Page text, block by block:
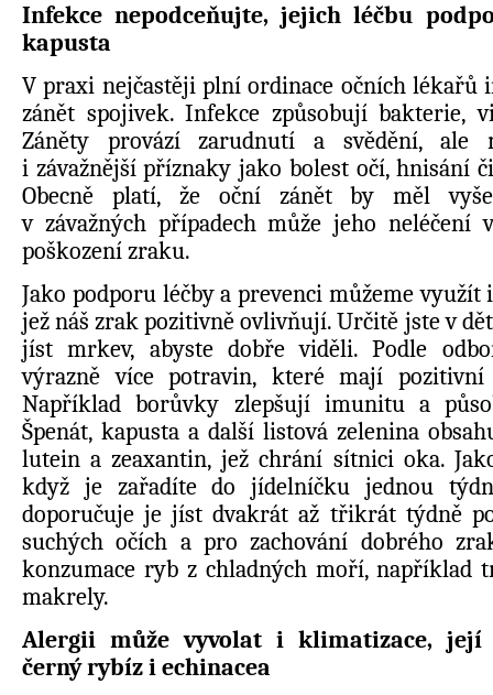
Infekce nepodceňujte, jejich léčbu
kapusta
V praxi nejčastěji plní ordinace očních lékařů
zánět spojivek. Infekce způsobují bakterie,
Záněty provází zarudnutí a svědění, ale
i závažnější příznaky jako bolest očí, hnisání
Obecně platí, že oční zánět by měl
v závažných případech může jeho neléčení
poškození zraku.
Jako podporu léčby a prevenci můžeme
jež náš zrak pozitivně ovlivňují. Určitě jste v
jíst mrkev, abyste dobře viděli. Podle
výrazně více potravin, které mají
Například borůvky zlepšují imunitu a
Špenát, kapusta a další listová zelenina
lutein a zeaxantin, jež chrání sítnici oka.
když je zařadíte do jídelníčku jednou
doporučuje je jíst dvakrát až třikrát týdně
suchých očích a pro zachování dobrého
konzumace ryb z chladných moří, například
makrely.
Alergii může vyvolat i klimatizace,
černý rybíz i echinacea